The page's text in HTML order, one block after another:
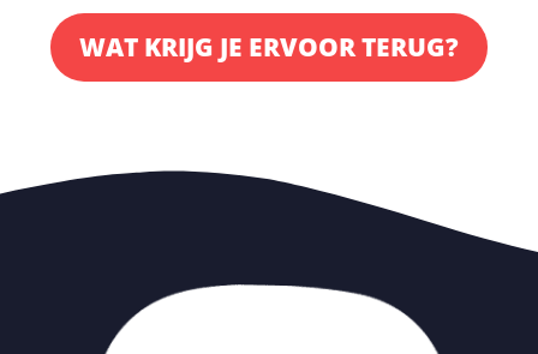
WAT KRIJG JE ERVOOR TERUG?